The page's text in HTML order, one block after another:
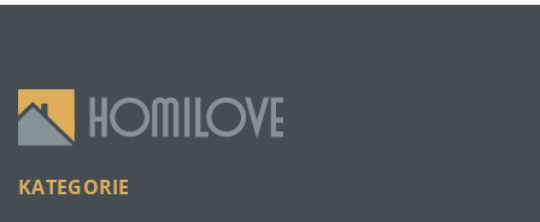
KATEGORIE